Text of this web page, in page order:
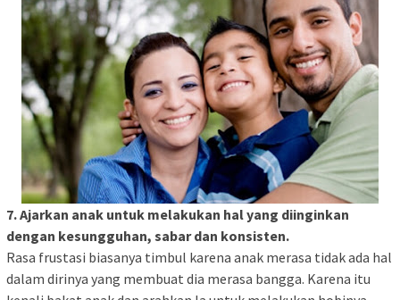
7. Ajarkan anak untuk melakukan hal yang diinginkan
dengan kesungguhan, sabar dan konsisten.
Rasa frustasi biasanya timbul karena anak merasa tidak ada hal
dalam dirinya yang membuat dia merasa bangga. Karena itu